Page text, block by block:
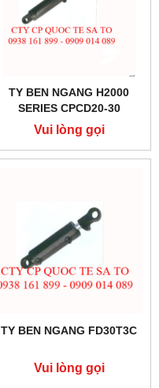
TY BEN NGANG H2000
SERIES CPCD20-30
Vui lòng gọi
TY BEN NGANG FD30T3C
Vui lòng gọi